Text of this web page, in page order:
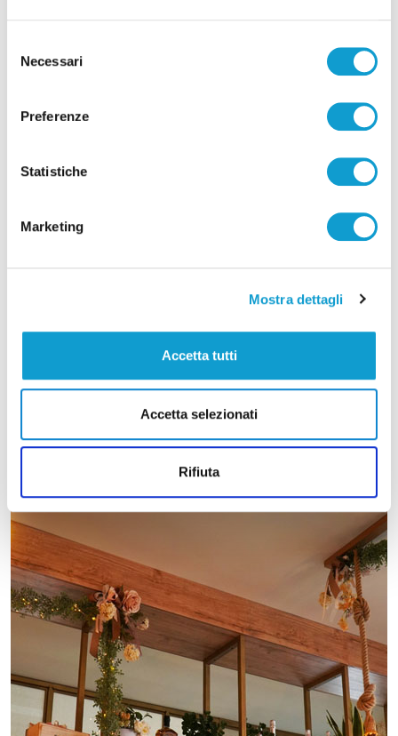
delNecessari
Preferenze
Statistiche
Marketing
Mostra dettagli
Accetta tutti
Accetta selezionati
Rifiuta